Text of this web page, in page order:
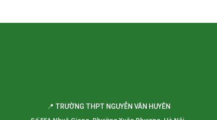
📍 TRƯỜNG THPT NGUYỄN VĂN HUYÊN